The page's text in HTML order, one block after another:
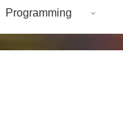
Programming